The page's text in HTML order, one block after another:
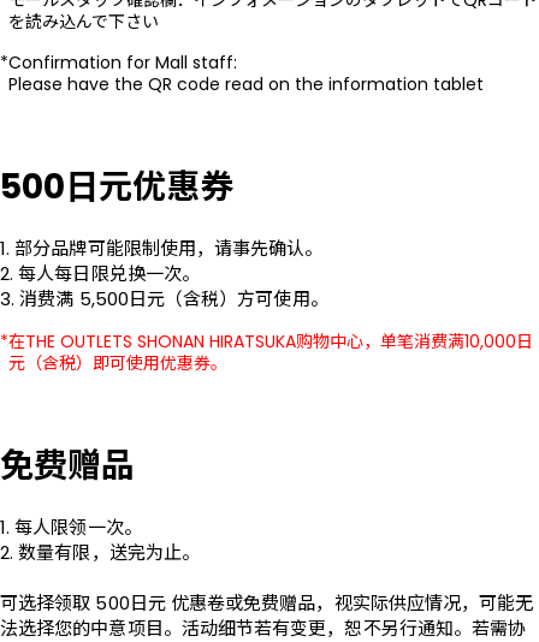
500日元优惠券
1. 部分品牌可能限制使用，请事先确认。
2. 每人每日限兑换一次。
3. 消费满 5,500日元（含税）方可使用。
在THE OUTLETS SHONAN HIRATSUKA购物中心，单笔消费满10,000日
元（含税）即可使用优惠券。
免费赠品
1. 每人限领一次。
2. 数量有限，送完为止。
可选择领取 500日元 优惠卷或免费赠品，视实际供应情况，可能无
法选择您的中意项目。活动细节若有变更，恕不另行通知。若需协
を読み込んで下さい
Confirmation for Mall staff:
Please have the QR code read on the information tablet